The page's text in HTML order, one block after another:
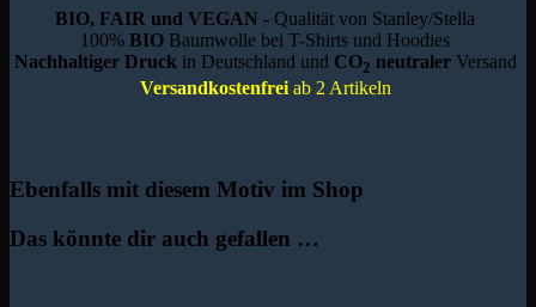
BIO, FAIR und VEGAN - Qualität von Stanley/Stella
100%BIO Baumwolle bei T-Shirts und Hoodies
Nachhaltiger Druck in Deutschland und CO2 neutraler Versand
Versandkostenfreiab 2 Artikeln
Ebenfalls mit diesem Motiv im Shop
Das könnte dir auch gefallen …